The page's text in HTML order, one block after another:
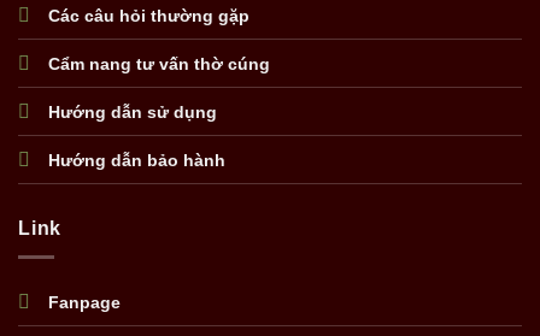
Các câu hỏi thường gặp
Cẩm nang tư vấn thờ cúng
Hướng dẫn sử dụng
Hướng dẫn bảo hành
Link
Fanpage